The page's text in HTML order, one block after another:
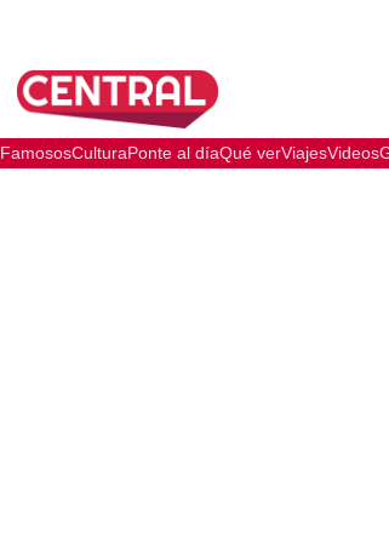
FamososCulturaPonte al díaQué verViajesVideos